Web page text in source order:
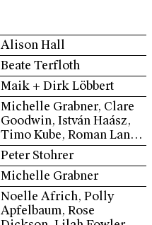
Alison Hall
Beate Terfloth
Maik + Dirk Löbbert
Michelle Grabner, Clare
Goodwin, István Haász,
Timo Kube, Roman Lang,
Maik und Dirk Löbbert,
Martin Pfeifle, Jan van
der Ploeg, Adam
Rabinowitz, Franziska
Reinbothe, Richard Schur,
Joan Waltemath, Theresa
Peter Stohrer
Michelle Grabner
Noelle Africh, Polly
Apfelbaum, Rose